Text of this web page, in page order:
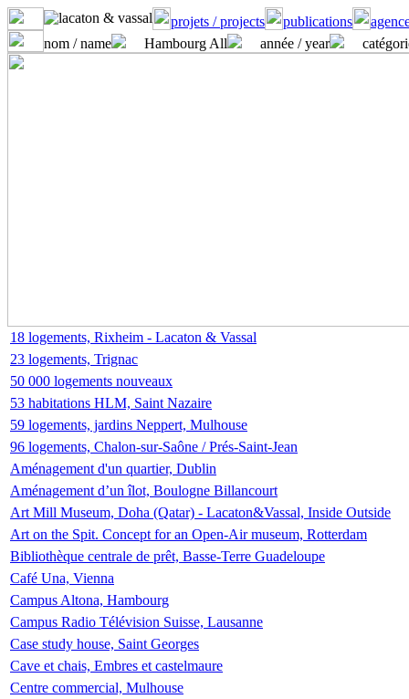
projets / projects publications
nom / name
Hambourg All année / year
18 logements, Rixheim - Lacaton & Vassal
23 logements, Trignac
50 000 logements nouveaux
53 habitations HLM, Saint Nazaire
59 logements, jardins Neppert, Mulhouse
96 logements, Chalon-sur-Saône / Prés-Saint-Jean
Aménagement d'un quartier, Dublin
Aménagement d’un îlot, Boulogne Billancourt
Art Mill Museum, Doha (Qatar) - Lacaton&Vassal, Inside Outside
Art on the Spit. Concept for an Open-Air museum, Rotterdam
Bibliothèque centrale de prêt, Basse-Terre Guadeloupe
Café Una, Vienna
Campus Altona, Hambourg
Campus Radio Télévision Suisse, Lausanne
Case study house, Saint Georges
Cave et chais, Embres et castelmaure
Centre commercial, Mulhouse